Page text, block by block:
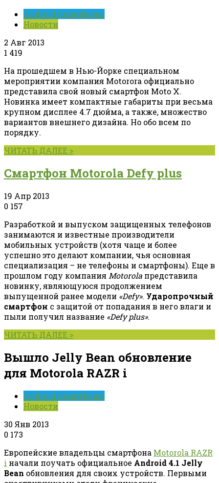
Android смартфоны
Новости
2 Авг 2013
1 419
На прошедшем в Нью-Йорке специальном
мероприятии компания Motorora официально
представила свой новый смартфон Moto X.
Новинка имеет компактные габариты при весьма
крупном дисплее 4.7 дюйма, а также, множество
вариантов внешнего дизайна. Но обо всем по
порядку.
ЧИТАТЬ ДАЛЕЕ >
Смартфон Motorola Defy plus
19 Апр 2013
0 157
Разработкой и выпуском защищенных телефонов
занимаются и известные производители
мобильных устройств (хотя чаще и более
успешно это делают компании, чья основная
специализация – не телефоны и смартфоны). Еще в
прошлом году компания Motorola представила
новинку, являющуюся продолжением
выпущенной ранее модели «Defy». Ударопрочный
смартфон с защитой от попадания в него влаги и
пыли получил название «Defy plus».
ЧИТАТЬ ДАЛЕЕ >
Вышло Jelly Bean обновление
для Motorola RAZR i
Android смартфоны
Новости
30 Янв 2013
0 173
Европейские владельцы смартфона Motorola RAZR
i начали поучать официальное Android 4.1 Jelly
Bean обновления для своих устройств. Первыми